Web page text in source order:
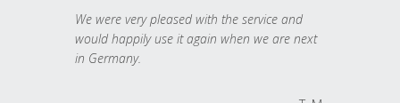
We were very pleased with the service and
would happily use it again when we are next
in Germany.